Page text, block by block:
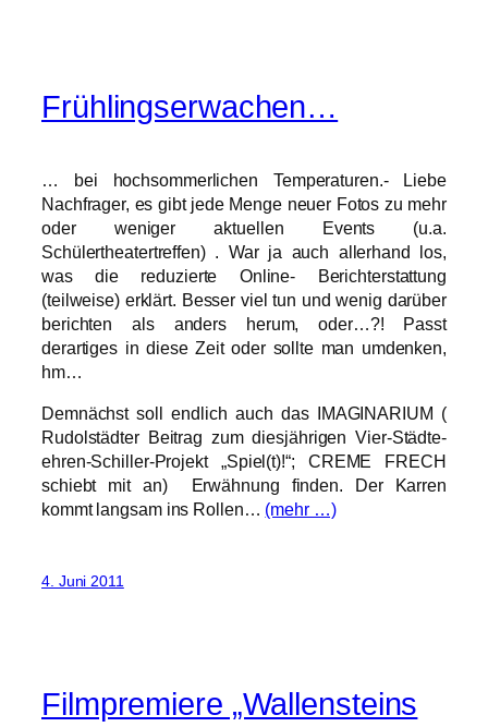
Frühlingserwachen…
… bei hochsommerlichen Temperaturen.- Liebe
Nachfrager, es gibt jede Menge neuer Fotos zu mehr
oder weniger aktuellen Events (u.a.
Schülertheatertreffen) . War ja auch allerhand los,
was die reduzierte Online- Berichterstattung
(teilweise) erklärt. Besser viel tun und wenig darüber
berichten als anders herum, oder…?! Passt
derartiges in diese Zeit oder sollte man umdenken,
hm…
Demnächst soll endlich auch das IMAGINARIUM (
Rudolstädter Beitrag zum diesjährigen Vier-Städte-
ehren-Schiller-Projekt „Spiel(t)!“; CREME FRECH
schiebt mit an) Erwähnung finden. Der Karren
kommt langsam ins Rollen… (mehr …)
4. Juni 2011
Filmpremiere „Wallensteins